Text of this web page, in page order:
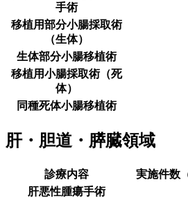
手術
移植用部分小腸採取術
（生体）
生体部分小腸移植術
移植用小腸採取術（死
体）
同種死体小腸移植術
肝・胆道・膵臓領域
診療内容
実施件数
肝悪性腫瘍手術